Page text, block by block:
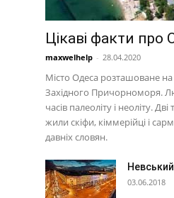
Цікаві факти про
maxwelhelp - 28.04.2020
Місто Одеса розташоване на
Західного Причорноморя.
часів палеоліту і неоліту.
жили скіфи, кіммерійці і
давніх словян.
03.06.2018